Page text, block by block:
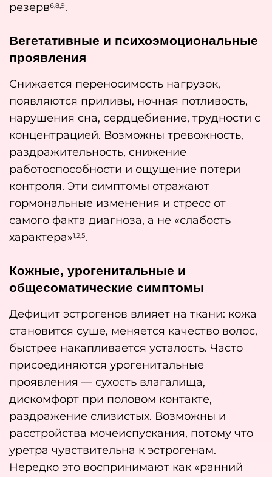
резерв6,8,9.
Вегетативные и психоэмоциональные
проявления
Снижается переносимость нагрузок,
появляются приливы, ночная потливость,
нарушения сна, сердцебиение, трудности с
концентрацией. Возможны тревожность,
раздражительность, снижение
работоспособности и ощущение потери
контроля. Эти симптомы отражают
гормональные изменения и стресс от
самого факта диагноза, а не «слабость
характера»1,2,5.
Кожные, урогенитальные и
общесоматические симптомы
Дефицит эстрогенов влияет на ткани: кожа
становится суше, меняется качество волос,
быстрее накапливается усталость. Часто
присоединяются урогенитальные
проявления — сухость влагалища,
дискомфорт при половом контакте,
раздражение слизистых. Возможны и
расстройства мочеиспускания, потому что
уретра чувствительна к эстрогенам.
Нередко это воспринимают как «ранний